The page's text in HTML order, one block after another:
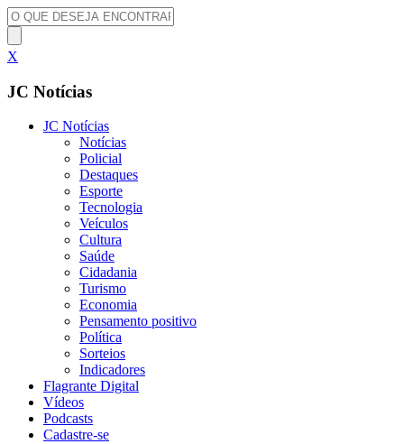
X
JC Notícias
JC Notícias
Notícias
Policial
Destaques
Esporte
Tecnologia
Veículos
Cultura
Saúde
Cidadania
Turismo
Economia
Pensamento positivo
Política
Sorteios
Indicadores
Flagrante Digital
Vídeos
Podcasts
Cadastre-se